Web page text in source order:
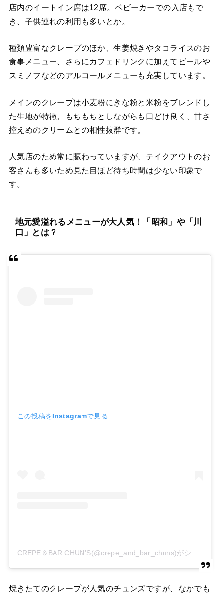
店内のイートイン席は12席。ベビーカーでの入店もで
き、子供連れの利用も多いとか。
種類豊富なクレープのほか、生姜焼きやタコライスのお
食事メニュー、さらにカフェドリンクに加えてビールや
スミノフなどのアルコールメニューも充実しています。
メインのクレープは小麦粉にきな粉と米粉をブレンドし
た生地が特徴。もちもちとしながらも口どけ良く、甘さ
控えめのクリームとの相性抜群です。
人気店のため常に賑わっていますが、テイクアウトのお
客さんも多いため見た目ほど待ち時間は少ない印象で
す。
地元愛溢れるメニューが大人気！「昭和」や「川
口」とは？
この投稿をInstagramで見る
焼きたてのクレープが人気のチュンズですが、なかでも